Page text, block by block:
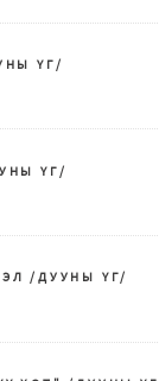
ҮГ/
ҮГ/
/ДУУНЫ ҮГ/